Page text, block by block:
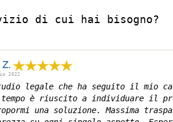
di cui hai bisogno?
2022
legale che ha seguito il mio
tempo è riuscito a individuare il
una soluzione. Massima